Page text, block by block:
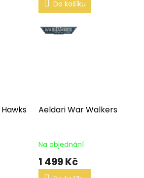
5,0
z
5
hvězdiček.
Do košíku
Aeldari War Walkers
Na objednání
1 499 Kč